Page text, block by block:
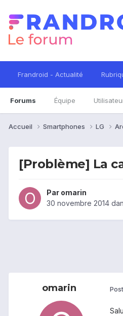
Frandroid - Actualité
Forums Équipe
Accueil Smartphones LG
[Problème] La
Par omarin
30 novembre 2014
omarin